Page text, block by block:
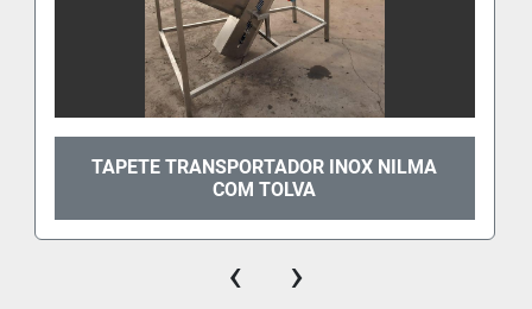
TAPETE TRANSPORTADOR INOX NILMA
COM TOLVA
‹ ›